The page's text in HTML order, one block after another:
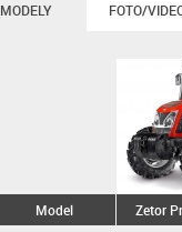
MODELY FOTO/
Model Zetor